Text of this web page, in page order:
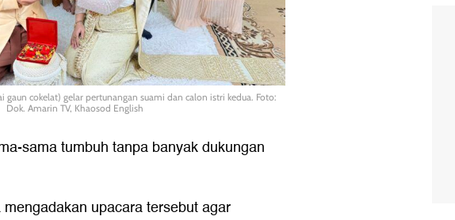
gaun cokelat) gelar pertunangan suami dan calon istri kedua. Foto:
Dok. Amarin TV, Khaosod English
sama tumbuh tanpa banyak dukungan
upacara tersebut agar